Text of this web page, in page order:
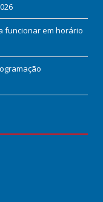
funcionar em horário